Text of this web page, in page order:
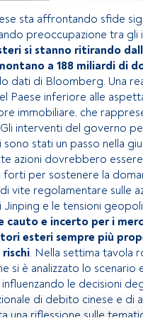
sta affrontando sfide
preoccupazione tra gli
si stanno ritirando
a 188 miliardi di
dati di Bloomberg. Una
Paese inferiore alle
immobiliare, che
interventi del governo
stati un passo nella
azioni dovrebbero
forti per sostenere la
vite regolamentare sulle
e le tensioni
cauto e incerto per i
esteri sempre più
. Nella settima tavola
si è analizzato lo scenario
le decisioni
di debito cinese e di
una riflessione sulle